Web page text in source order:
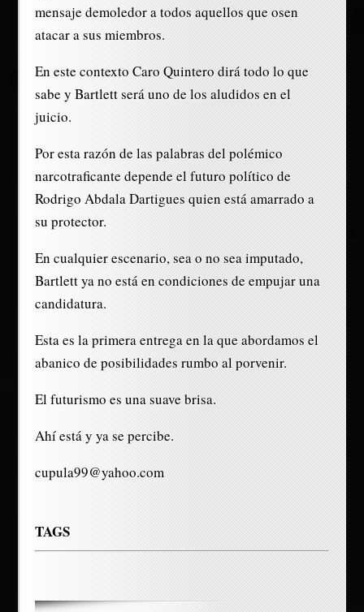
mensaje demoledor a todos aquellos que osen
atacar a sus miembros.
En este contexto Caro Quintero dirá todo lo que
sabe y Bartlett será uno de los aludidos en el
juicio.
Por esta razón de las palabras del polémico
narcotraficante depende el futuro político de
Rodrigo Abdala Dartigues quien está amarrado a
su protector.
En cualquier escenario, sea o no sea imputado,
Bartlett ya no está en condiciones de empujar una
candidatura.
Esta es la primera entrega en la que abordamos el
abanico de posibilidades rumbo al porvenir.
El futurismo es una suave brisa.
Ahí está y ya se percibe.
cupula99@yahoo.com
TAGS